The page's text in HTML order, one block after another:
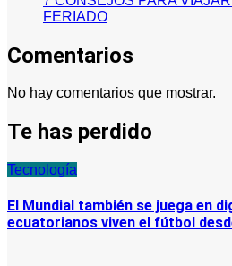
FERIADO
Comentarios
No hay comentarios que mostrar.
Te has perdido
Tecnología
El Mundial también se juega en
ecuatorianos viven el fútbol